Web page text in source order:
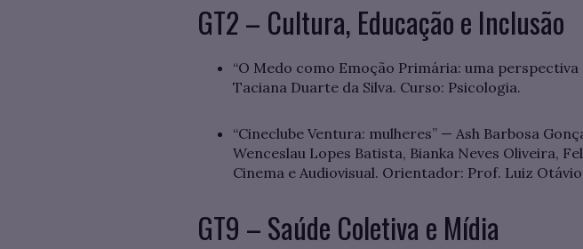
GT2 – Cultura, Educação e Inclusão
“O Medo como Emoção Primária: uma
Taciana Duarte da Silva. Curso: Psicologia.
“Cineclube Ventura: mulheres” — Ash Barbosa
Wenceslau Lopes Batista, Bianka Neves Oliveira,
Cinema e Audiovisual. Orientador: Prof. Luiz
GT9 – Saúde Coletiva e Mídia